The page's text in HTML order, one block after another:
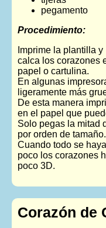
pegamento
Procedimiento:
Imprime la plantilla y
calca los corazones
papel o cartulina.
En algunas
ligeramente más
De esta manera
en el papel que
Solo pegas la mitad
por orden de tamaño.
Cuando todo se
poco los corazones
poco 3D.
Corazón de